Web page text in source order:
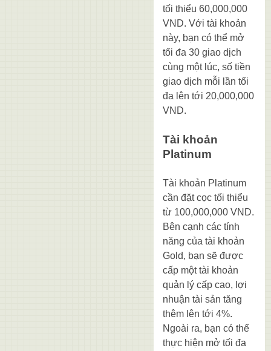
tối thiểu 60,000,000
VND. Với tài khoản
này, bạn có thể mở
tối đa 30 giao dịch
cùng một lúc, số tiền
giao dịch mỗi lần tối
đa lên tới 20,000,000
VND.
Tài khoản
Platinum
Tài khoản Platinum
cần đặt cọc tối thiểu
từ 100,000,000 VND.
Bên cạnh các tính
năng của tài khoản
Gold, bạn sẽ được
cấp một tài khoản
quản lý cấp cao, lợi
nhuận tài sản tăng
thêm lên tới 4%.
Ngoài ra, bạn có thể
thực hiện mở tối đa